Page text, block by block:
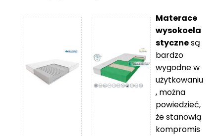
Materace
wysokoela
stycznesą
bardzo
wygodne w
użytkowaniu
, można
powiedzieć,
że stanowią
kompromis